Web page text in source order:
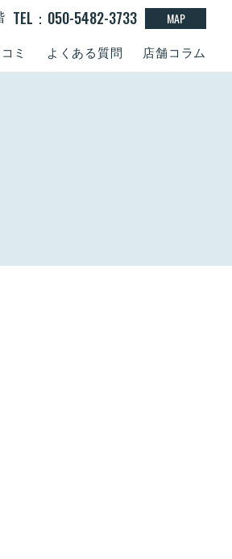
ミ よくある質問 店舗コラム
TEL：050-5482-3733 MAP